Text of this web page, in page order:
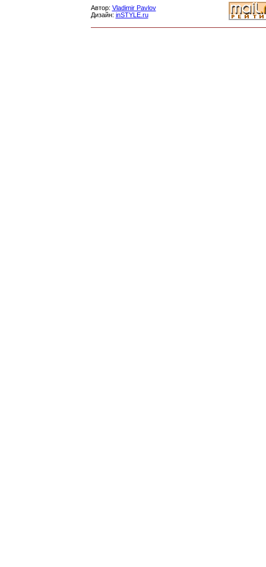
Автор: Vladimir Pavlov
Дизайн: inSTYLE.ru